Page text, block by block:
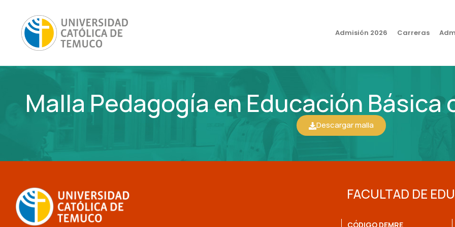
Admisión 2026 Carreras
Malla Pedagogía en Educación Básica
Descargar malla
FACULTAD DE
CÓDIGO DEMRE